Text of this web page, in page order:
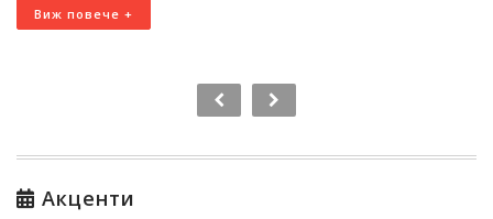
Виж повече +
Акценти